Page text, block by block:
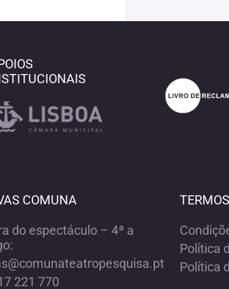
COMUNA
do espectáculo – 4ª a
221 770
Política
Política